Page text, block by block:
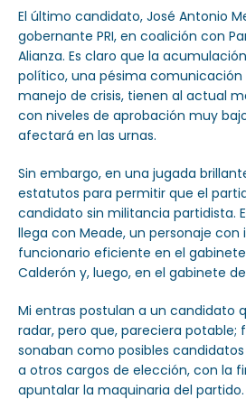
El último candidato, José Antonio
gobernante PRI, en coalición con
Alianza. Es claro que la
político, una pésima comunicación
manejo de crisis, tienen al actual
con niveles de aprobación muy
afectará en las urnas.
Sin embargo, en una jugada
estatutos para permitir que el
candidato sin militancia partidista.
llega con Meade, un personaje con
funcionario eficiente en el
Calderón y, luego, en el gabinete
Mi entras postulan a un candidato
radar, pero que, pareciera potable;
sonaban como posibles candidatos
a otros cargos de elección, con la
apuntalar la maquinaria del partido.